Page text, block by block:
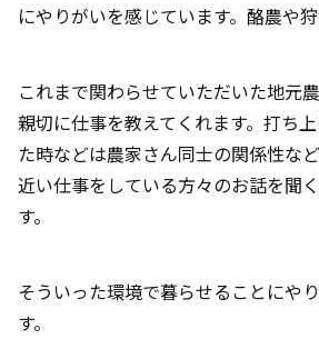
にやりがいを感じています。酪農や狩
これまで関わらせていただいた地元
親切に仕事を教えてくれます。打ち
た時などは農家さん同士の関係性な
近い仕事をしている方々のお話を聞
す。
そういった環境で暮らせることにや
す。